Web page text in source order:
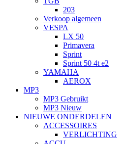
203
Verkoop algemeen
VESPA
LX 50
Primavera
Sprint
Sprint 50 4t e2
YAMAHA
AEROX
MP3
MP3 Gebruikt
MP3 Nieuw
NIEUWE ONDERDELEN
ACCESSOIRES
VERLICHTING